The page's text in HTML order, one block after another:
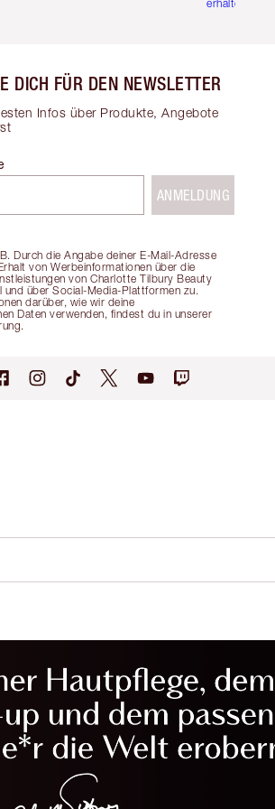
erhalten
DICH FÜR DEN NEWSLETTER
Infos über Produkte, Angebote
Durch die Angabe deiner E-Mail-Adresse
von Werbeinformationen über die
von Charlotte Tilbury Beauty
und über Social-Media-Plattformen zu.
darüber, wie wir deine
Daten verwenden, findest du in unserer
ANMELDUNG